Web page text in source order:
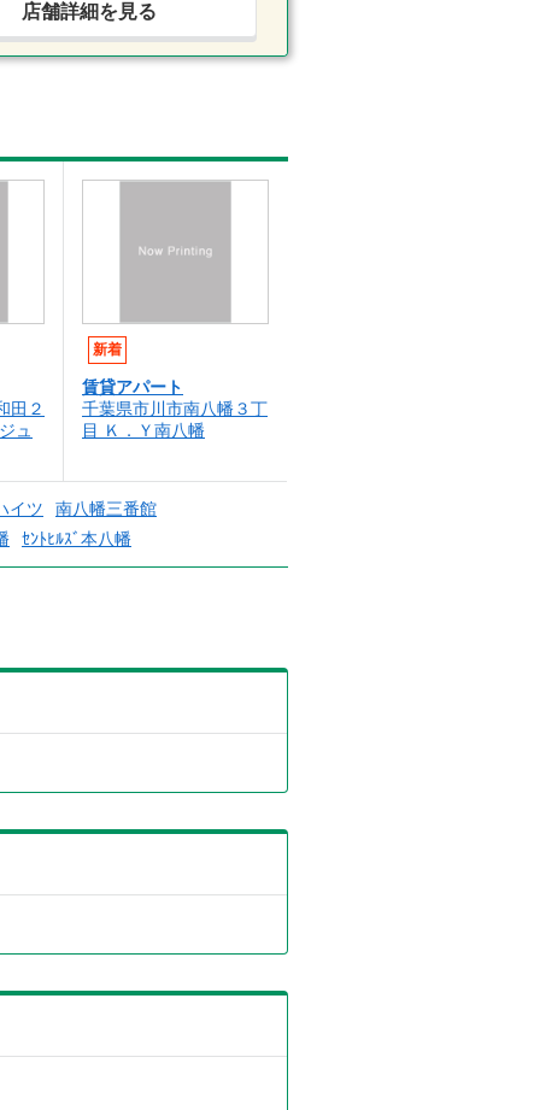
店舗詳細を見る
田２
ュ
新着
賃貸アパート
千葉県市川市南八幡３丁
目 Ｋ．Ｙ南八幡
イツ
南八幡三番館
ｾﾝﾄﾋﾙｽﾞ本八幡